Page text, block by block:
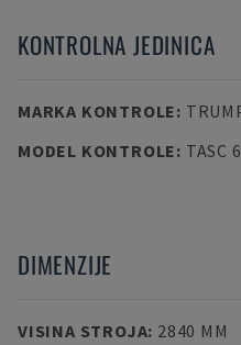
KONTROLNA JEDINICA
MARKA KONTROLE:
MODEL KONTROLE: TASC
DIMENZIJE
VISINA STROJA: 2840 MM